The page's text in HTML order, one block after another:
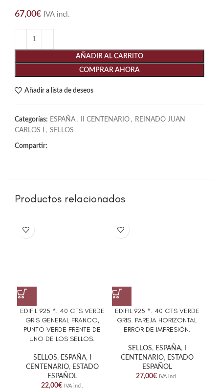
67,00€ IVA incl.
AÑADIR AL CARRITO
COMPRAR AHORA
Añadir a lista de deseos
Categorías: ESPAÑA , II CENTENARIO , REINADO JUAN
CARLOS I
, SELLOS
Compartir:
Productos relacionados
EDIFIL 925 *. 40 CTS VERDE
GRIS GENERAL FRANCO,
PUNTO VERDE FRENTE DE
UNO DE LOS SELLOS.
SELLOS, ESPAÑA,
CENTENARIO, ESTADO
ESPAÑOL
22,00€ IVA incl.
EDIFIL 925 *. 40 CTS VERDE
GRIS. PAREJA HORIZONTAL
ERROR DE IMPRESIÓN.
SELLOS, ESPAÑA,
CENTENARIO, ESTADO
ESPAÑOL
27,00€ IVA incl.